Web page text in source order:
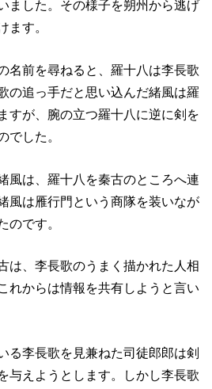
ました。その様子を朔州から逃げ
ます。
名前を尋ねると、羅十八は李長歌
の追っ手だと思い込んだ緒風は羅
すが、腕の立つ羅十八に逆に剣を
でした。
風は、羅十八を秦古のところへ連
風は雁行門という商隊を装いなが
のです。
は、李長歌のうまく描かれた人相
れからは情報を共有しようと言い
る李長歌を見兼ねた司徒郎郎は剣
与えようとします。しかし李長歌